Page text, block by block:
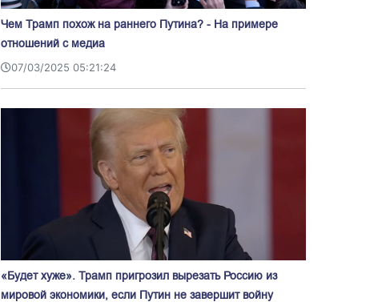
Чем Трамп похож на раннего Путина? - На примере
отношений с медиа
07/03/2025 05:21:24
«Будет хуже». Трамп пригрозил вырезать Россию из
мировой экономики, если Путин не завершит войну